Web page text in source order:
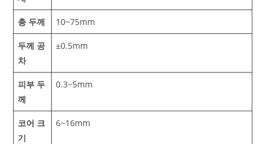
총 두께 10~75mm
두께 공
차
±0.5mm
피부 두
께
0.3~5mm
코어 크
기
6~16mm